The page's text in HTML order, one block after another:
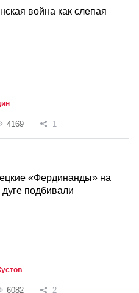
война как слепая
4169 1
«Фердинанды» на
дуге подбивали
6082 2